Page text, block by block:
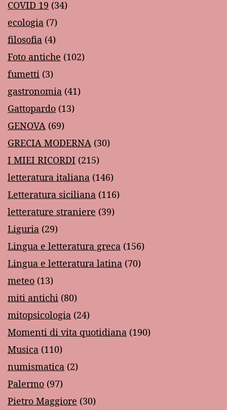
COVID 19 (34)
ecologia (7)
filosofia (4)
Foto antiche (102)
fumetti (3)
gastronomia (41)
Gattopardo (13)
GENOVA (69)
GRECIA MODERNA (30)
I MIEI RICORDI (215)
letteratura italiana (146)
Letteratura siciliana (116)
letterature straniere (39)
Liguria (29)
Lingua e letteratura greca (156)
Lingua e letteratura latina (70)
meteo (13)
miti antichi (80)
mitopsicologia (24)
Momenti di vita quotidiana (190)
Musica (110)
numismatica (2)
Palermo (97)
Pietro Maggiore (30)